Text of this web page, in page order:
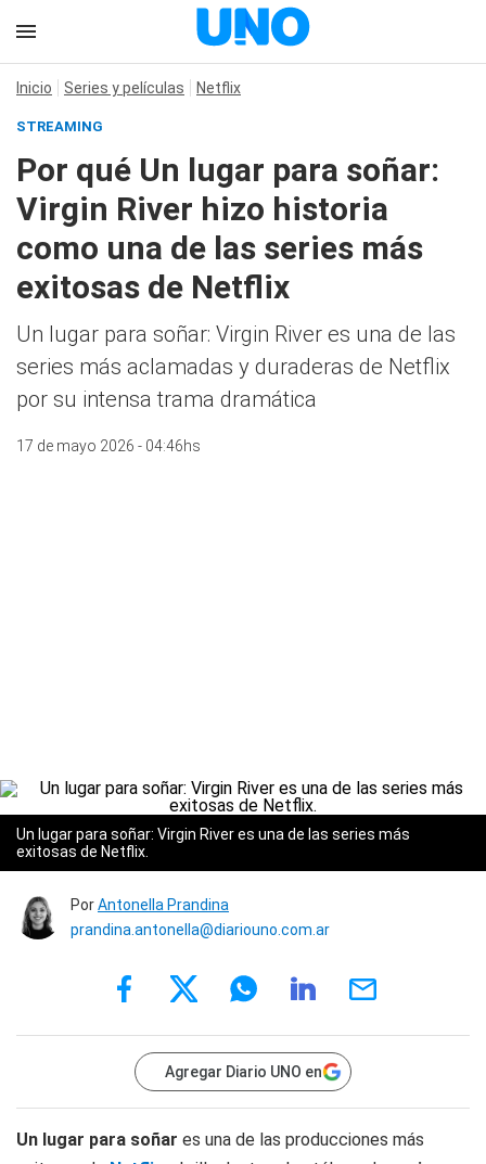
Inicio Series y películas Netflix
STREAMING
Por qué Un lugar para soñar:
Virgin River hizo historia
como una de las series más
exitosas de Netflix
Un lugar para soñar: Virgin River es una de las
series más aclamadas y duraderas de Netflix
por su intensa trama dramática
17 de mayo 2026 - 04:46hs
Un lugar para soñar: Virgin River es una de las series más
exitosas de Netflix.
PorAntonella Prandina
prandina.antonella@diariouno.com.ar
Agregar Diario UNO en
Un lugar para soñar es una de las producciones más